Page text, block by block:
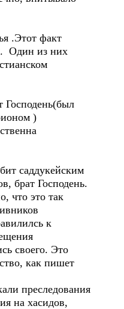
.Этот факт
Один из них
)
саддукейским
брат Господень.
что это так
к
своего. Это
как пишет
преследования
на хасидов,